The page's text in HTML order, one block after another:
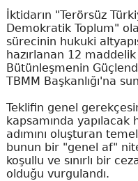
İktidarın "Terörsüz
Demokratik Toplum"
sürecinin hukuki
hazırlanan 12
Bütünleşmenin
TBMM Başkanlığı'na
Teklifin genel
kapsamında
adımını oluşturan
bunun bir "genel af"
koşullu ve sınırlı bir
olduğu vurgulandı.